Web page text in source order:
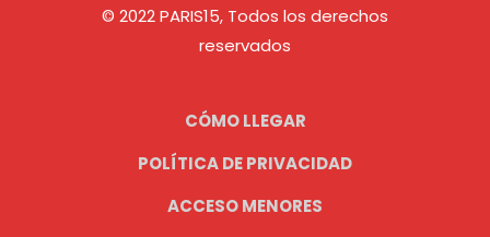
© 2022 PARIS15, Todos los derechos
reservados
CÓMO LLEGAR
POLÍTICA DE PRIVACIDAD
ACCESO MENORES